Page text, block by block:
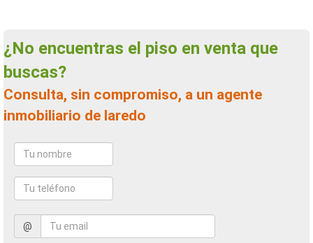
¿No encuentras el piso en venta que
buscas?
Consulta, sin compromiso, a un agente
inmobiliario de laredo
@